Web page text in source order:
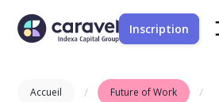
Inscription
Accueil / Future of Work /